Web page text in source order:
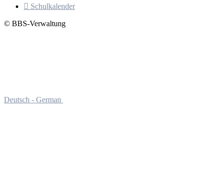
 Schulkalender
© BBS-Verwaltung
Deutsch - German